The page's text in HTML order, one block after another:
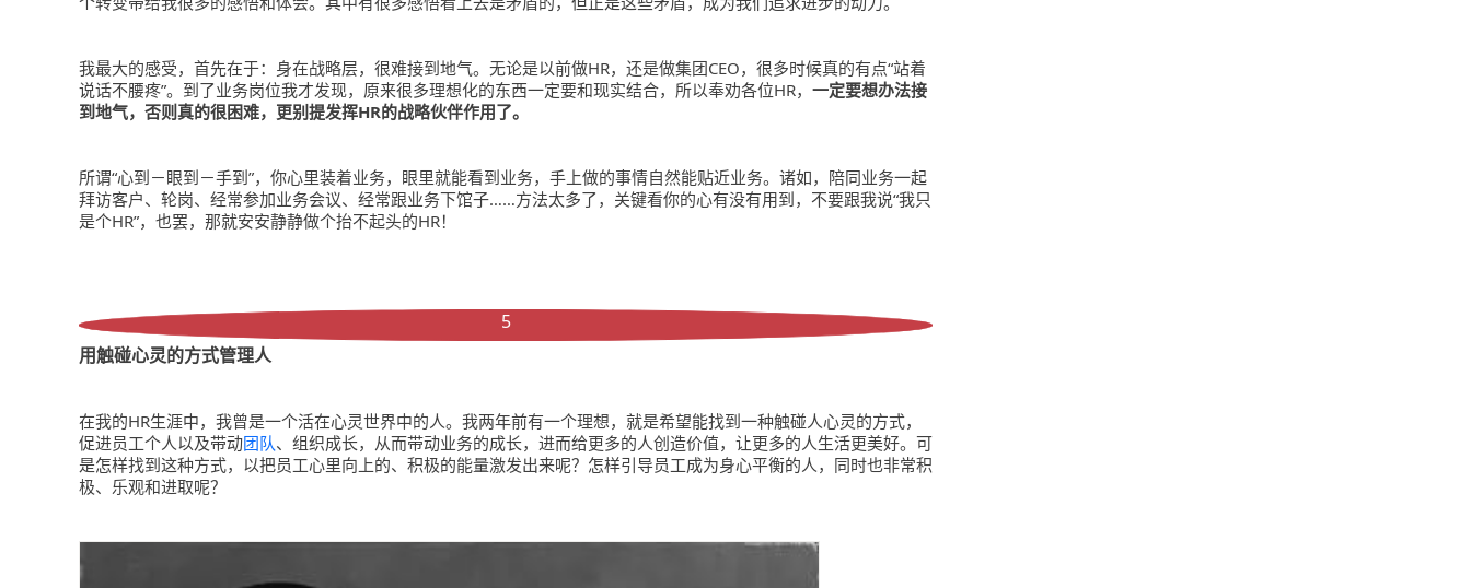
我最大的感受，首先在于：身在战略层，很难接到地气。无论是以前做HR，还是做集团CEO，很多时候真的有点“站着
说话不腰疼”。到了业务岗位我才发现，原来很多理想化的东西一定要和现实结合，所以奉劝各位HR， 一定要想办法接
到地气，否则真的很困难，更别提发挥HR的战略伙伴作用了。
所谓“心到－眼到－手到”，你心里装着业务，眼里就能看到业务，手上做的事情自然能贴近业务。诸如，陪同业务一起
拜访客户、轮岗、经常参加业务会议、经常跟业务下馆子……方法太多了，关键看你的心有没有用到，不要跟我说“我只
是个HR”，也罢，那就安安静静做个抬不起头的HR！
5
用触碰心灵的方式管理人
在我的HR生涯中，我曾是一个活在心灵世界中的人。我两年前有一个理想，就是希望能找到一种触碰人心灵的方式，
促进员工个人以及带动团队、组织成长，从而带动业务的成长，进而给更多的人创造价值，让更多的人生活更美好。可
是怎样找到这种方式，以把员工心里向上的、积极的能量激发出来呢？怎样引导员工成为身心平衡的人，同时也非常积
极、乐观和进取呢？